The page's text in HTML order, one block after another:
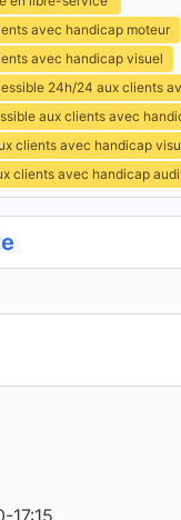
avec handicap moteur
avec handicap visuel
24h/24 aux clients
aux clients avec
clients avec handicap
clients avec handicap
17:15